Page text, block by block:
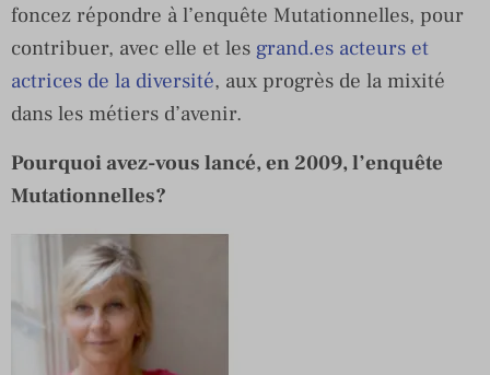
foncez répondre à l’enquête Mutationnelles, pour
contribuer, avec elle et les grand.es acteurs et
actrices de la diversité, aux progrès de la mixité
dans les métiers d’avenir.
Pourquoi avez-vous lancé, en 2009, l’enquête
Mutationnelles?